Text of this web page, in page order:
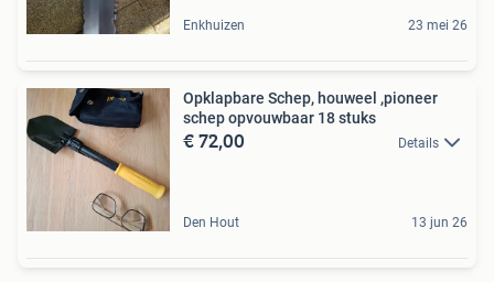
Enkhuizen 23 mei 26
Opklapbare Schep, houweel ,pioneer
schep opvouwbaar 18 stuks
€ 72,00 Details
Den Hout 13 jun 26